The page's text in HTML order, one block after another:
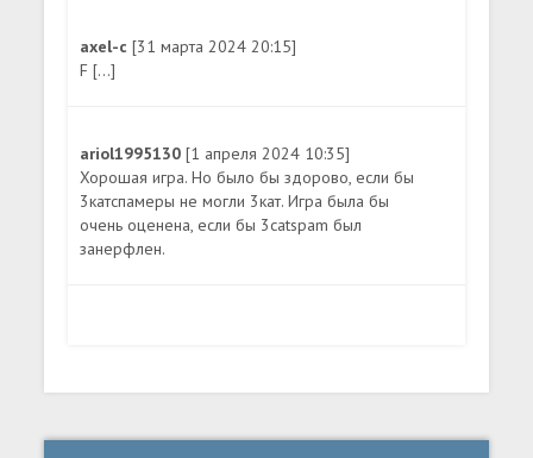
axel-c[31 марта 2024 20:15]
F [...]
ariol1995130[1 апреля 2024 10:35]
Хорошая игра. Но было бы здорово, если бы
3катспамеры не могли 3кат. Игра была бы
очень оценена, если бы 3catspam был
занерфлен.